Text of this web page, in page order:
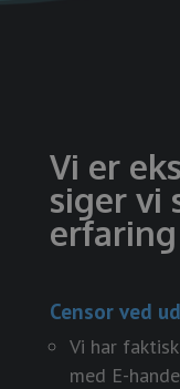
Vi er
siger vi
erfaring
Censor ved
Vi har
med E-